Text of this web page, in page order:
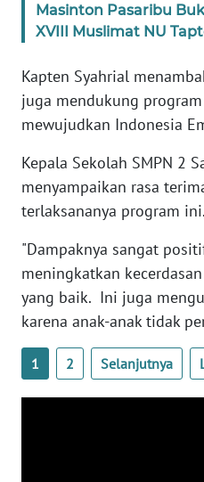
Masinton Pasaribu
XVIII Muslimat NU
Kapten Syahrial
juga mendukung
mewujudkan Indonesia
Kepala Sekolah SMPN 2
menyampaikan rasa
terlaksananya program ini.
"Dampaknya sangat
meningkatkan
yang baik. Ini juga
karena anak-anak tidak
1 2 Selanjutnya
SULTENG
SULBAR
WN
WN
SUMBAR
WN
SUMSEL
WN
BENGKULU